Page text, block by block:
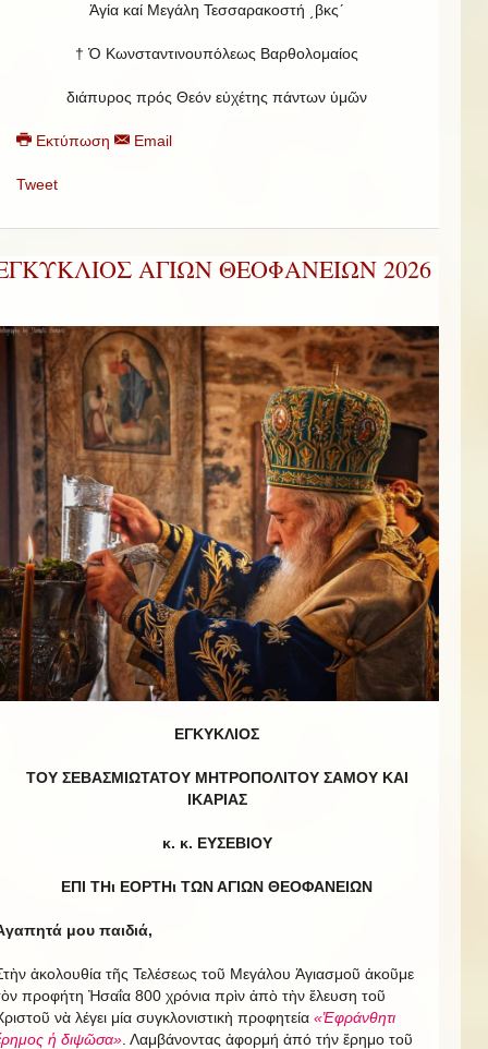
Ἁγία καί Μεγάλη Τεσσαρακοστή ͵βκςʹ
† Ὁ Κωνσταντινουπόλεως Βαρθολομαίος
διάπυρος πρός Θεόν εὐχέτης πάντων ὑμῶν
Εκτύπωση Email
Tweet
ΑΓΙΩΝ ΘΕΟΦΑΝΕΙΩΝ 2026
ΕΓΚΥΚΛΙΟΣ
ΤΟΥ ΣΕΒΑΣΜΙΩΤΑΤΟΥ ΜΗΤΡΟΠΟΛΙΤΟΥ ΣΑΜΟΥ ΚΑΙ
ΙΚΑΡΙΑΣ
κ. κ. ΕΥΣΕΒΙΟΥ
ΕΠΙ ΤΗι ΕΟΡΤΗι ΤΩΝ ΑΓΙΩΝ ΘΕΟΦΑΝΕΙΩΝ
μου παιδιά,
ἀκολουθία τῆς Τελέσεως τοῦ Μεγάλου Ἁγιασμοῦ ἀκοῦμε
προφήτη Ἠσαΐα 800 χρόνια πρὶν ἀπὸ τὴν ἔλευση τοῦ
νὰ λέγει μία συγκλονιστικὴ προφητεία «Ἐφράνθητι
ἡ διψῶσα» . Λαμβάνοντας ἀφορμή ἀπό τήν ἔρημο τοῦ